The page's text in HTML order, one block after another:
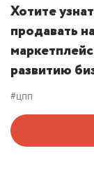
Хотите
продавать
развитию
#цпп